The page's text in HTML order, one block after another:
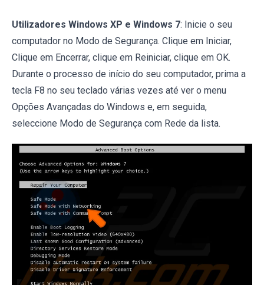
Utilizadores Windows XP e Windows 7: Inicie o seu
computador no Modo de Segurança. Clique em Iniciar,
Clique em Encerrar, clique em Reiniciar, clique em OK.
Durante o processo de início do seu computador, prima a
tecla F8 no seu teclado várias vezes até ver o menu
Opções Avançadas do Windows e, em seguida,
seleccione Modo de Segurança com Rede da lista.